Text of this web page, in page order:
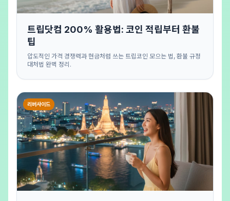
트립닷컴 200% 활용법: 코인 적립부터 환불
팁
압도적인 가격 경쟁력과 현금처럼 쓰는 트립코인 모으는 법, 환불 규정
대처법 완벽 정리.
리버사이드